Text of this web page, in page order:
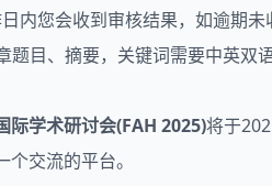
内您会收到审核结果，如逾期未
题目、摘要，关键词需要中英双
际学术研讨会(FAH 2025)将于
交流的平台。